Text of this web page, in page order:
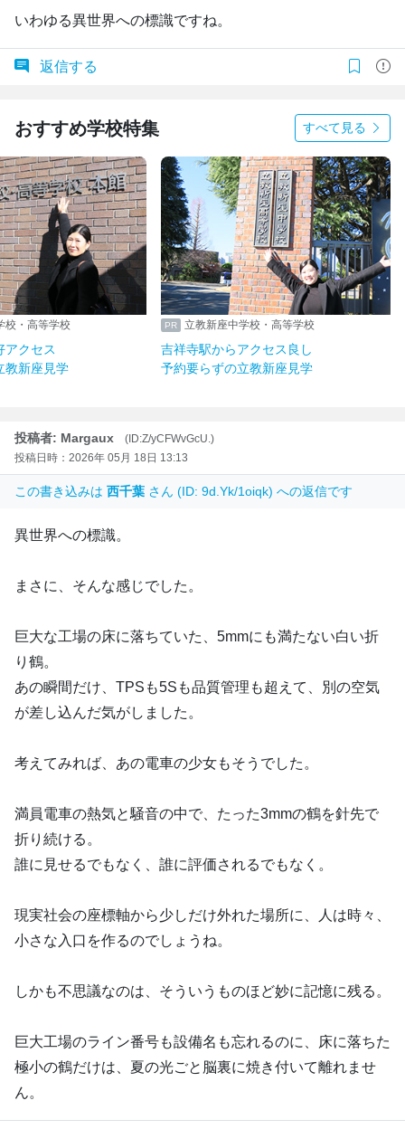
いわゆる異世界への標識ですね。
返信する
おすすめ学校特集 すべて見る
校・高等学校
アクセス
教新座見学
立教新座中学校・高等学校
吉祥寺駅からアクセス良し
予約要らずの立教新座見学
投稿者: Margaux
(ID:Z/yCFWvGcU.)
投稿日時：2026年 05月 18日 13:13
この書き込みは 西千葉 さん (ID: 9d.Yk/1oiqk) への返信です
異世界への標識。
まさに、そんな感じでした。
巨大な工場の床に落ちていた、5mmにも満たない白い折
り鶴。
あの瞬間だけ、TPSも5Sも品質管理も超えて、別の空気
が差し込んだ気がしました。
考えてみれば、あの電車の少女もそうでした。
満員電車の熱気と騒音の中で、たった3mmの鶴を針先で
折り続ける。
誰に見せるでもなく、誰に評価されるでもなく。
現実社会の座標軸から少しだけ外れた場所に、人は時々、
小さな入口を作るのでしょうね。
しかも不思議なのは、そういうものほど妙に記憶に残る。
巨大工場のライン番号も設備名も忘れるのに、床に落ちた
極小の鶴だけは、夏の光ごと脳裏に焼き付いて離れませ
ん。